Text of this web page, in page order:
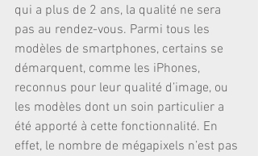
qui a plus de 2 ans, la qualité ne sera
pas au rendez-vous. Parmi tous les
modèles de smartphones, certains se
démarquent, comme les iPhones,
reconnus pour leur qualité d’image, ou
les modèles dont un soin particulier a
été apporté à cette fonctionnalité. En
effet, le nombre de mégapixels n’est pas